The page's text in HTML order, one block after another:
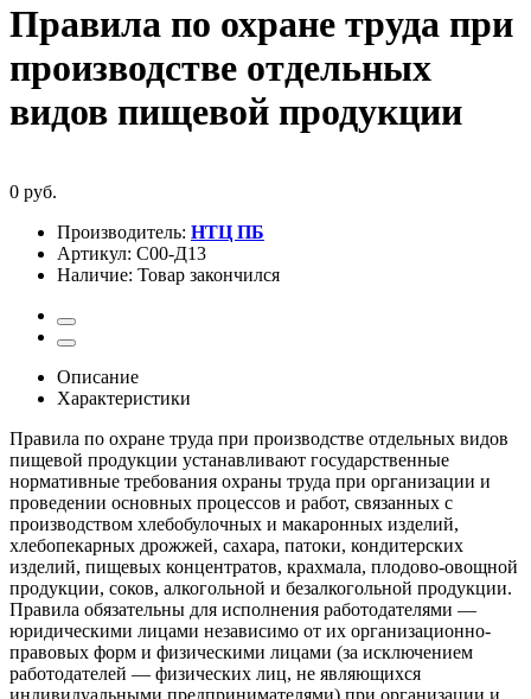
Правила по охране труда при
производстве отдельных
видов пищевой продукции
0 руб.
Производитель: НТЦ ПБ
Артикул: С00-Д13
Наличие: Товар закончился
Описание
Характеристики
Правила по охране труда при производстве отдельных видов
пищевой продукции устанавливают государственные
нормативные требования охраны труда при организации и
проведении основных процессов и работ, связанных с
производством хлебобулочных и макаронных изделий,
хлебопекарных дрожжей, сахара, патоки, кондитерских
изделий, пищевых концентратов, крахмала, плодово-овощной
продукции, соков, алкогольной и безалкогольной продукции.
Правила обязательны для исполнения работодателями —
юридическими лицами независимо от их организационно-
правовых форм и физическими лицами (за исключением
работодателей — физических лиц, не являющихся
индивидуальными предпринимателями) при организации и